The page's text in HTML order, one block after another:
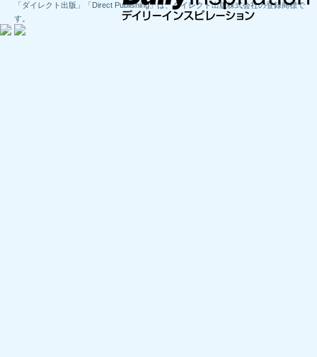
「ダイレクト出版」「Direct Publishing」は、ダイレクト出版株式会社の登録商標で
す。